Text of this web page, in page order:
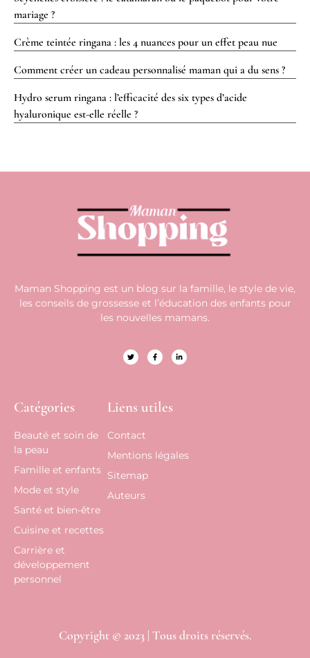
mariage ?
Crème teintée ringana : les 4 nuances pour un effet peau nue
Comment créer un cadeau personnalisé maman qui a du sens ?
Hydro serum ringana : l’efficacité des six types d’acide
hyaluronique est-elle réelle ?
Maman Shopping est un blog sur la famille, le style de vie,
les conseils de grossesse et l’éducation des enfants pour
les nouvelles mamans.
Catégories
Beauté et soin de
la peau
Famille et enfants
Mode et style
Santé et bien-être
Cuisine et recettes
Carrière et
développement
personnel
Liens utiles
Contact
Mentions légales
Sitemap
Auteurs
Copyright © 2023 | Tous droits réservés.